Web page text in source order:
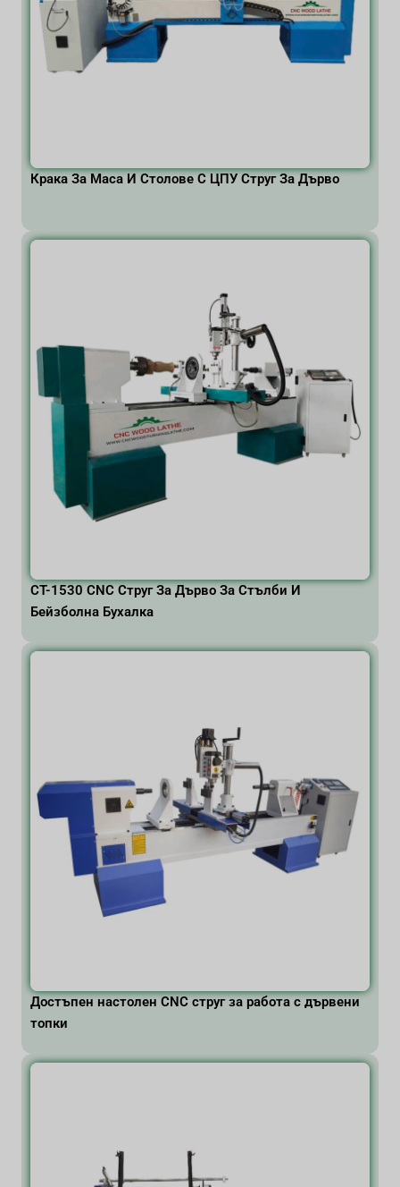
Крака За Маса И Столове С ЦПУ Струг За Дърво
CT-1530 CNC Струг За Дърво За Стълби И
Бейзболна Бухалка
Достъпен настолен CNC струг за работа с дървени
топки